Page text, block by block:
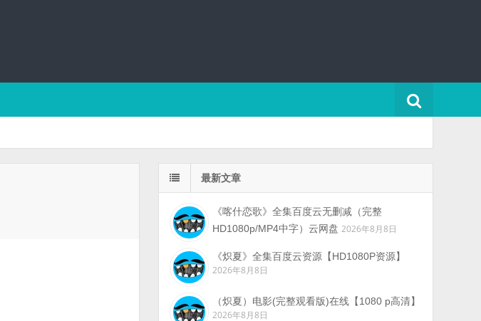
最新文章
《喀什恋歌》全集百度云无删减（完整
HD1080p/MP4中字）云网盘 2026年8月8日
《炽夏》全集百度云资源【HD1080P资源】
2026年8月8日
（炽夏）电影(完整观看版)在线【1080 p高清】
2026年8月8日